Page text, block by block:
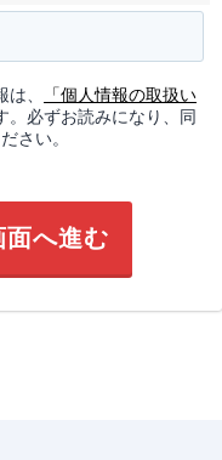
、
「個人情報の取扱い
。必ずお読みになり、同
さい。
面へ進む